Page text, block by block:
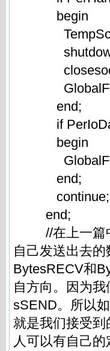
begin
end;
if
begin
end;
continue;
end;
//在上一篇中
自己发送出去
BytesRECV和
自方向。因为
sSEND。所以
就是我们接受
人可以有自己